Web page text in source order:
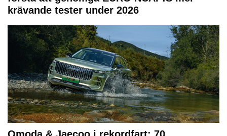
krävande tester under 2026